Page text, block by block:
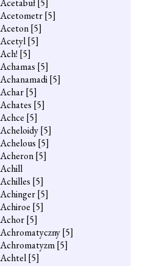
Acetabuł[5]
Acetometr[5]
Aceton[5]
Acetyl[5]
Ach! [5]
Achamas [5]
Achanamadi[5]
Achar[5]
Achates [5]
Achce [5]
Acheloidy[5]
Achelous [5]
Acheron[5]
Achill
Achilles [5]
Achinger[5]
Achiroe [5]
Achor[5]
Achromatyczny[5]
Achromatyzm[5]
Achtel[5]